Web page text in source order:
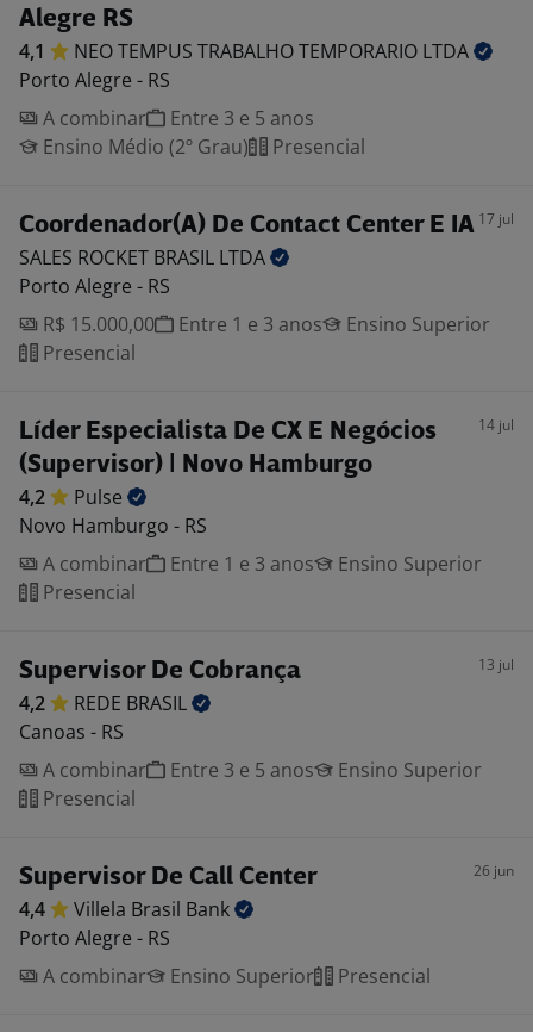
Alegre RS
4,1 NEO TEMPUS TRABALHO TEMPORARIO LTDA
Porto Alegre - RS
A combinar
Entre 3 e 5 anos
Ensino Médio (2º Grau)
Presencial
Coordenador(A) De Contact Center E IA 17 jul
SALES ROCKET BRASIL LTDA
Porto Alegre - RS
R$ 15.000,00
Entre 1 e 3 anos
Ensino Superior
Presencial
Líder Especialista De CX E Negócios
(Supervisor) | Novo Hamburgo
14 jul
4,2
Pulse
Novo Hamburgo - RS
A combinar
Entre 1 e 3 anos
Ensino Superior
Presencial
Supervisor De Cobrança 13 jul
4,2 REDE BRASIL
Canoas - RS
A combinar
Entre 3 e 5 anos
Ensino Superior
Presencial
Supervisor De Call Center 26 jun
4,4 Villela Brasil Bank
Porto Alegre - RS
A combinar
Ensino Superior Presencial